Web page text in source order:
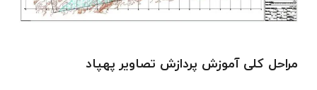
مراحل کلی آموزش پردازش تصاویر پهپاد